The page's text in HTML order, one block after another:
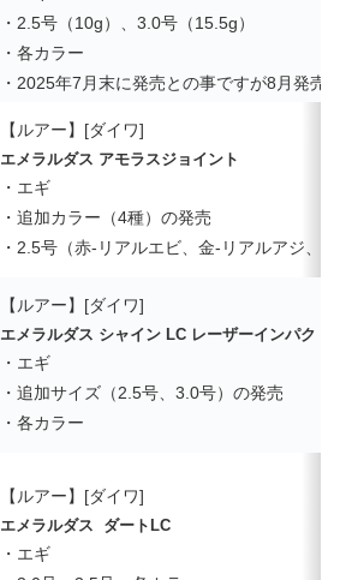
・2.5号（10g）、3.0号（15.5g）
・各カラー
・2025年7月末に発売との事ですが8月発売
【ルアー】[ダイワ]
エメラルダス アモラスジョイント
・エギ
・追加カラー（4種）の発売
・2.5号（赤-リアルエビ、金-リアルアジ、
【ルアー】[ダイワ]
エメラルダス シャイン LC レーザーインパクト
・エギ
・追加サイズ（2.5号、3.0号）の発売
・各カラー
【ルアー】[ダイワ]
エメラルダス ダートLC
・エギ